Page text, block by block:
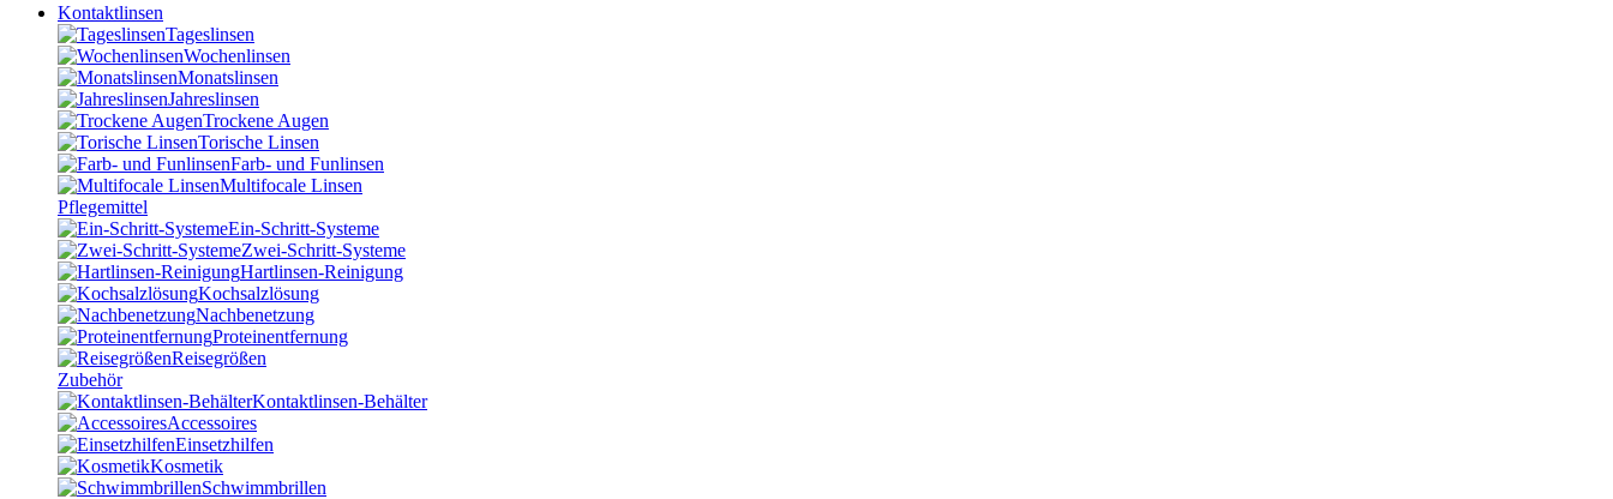
Kontaktlinsen
Tageslinsen
Wochenlinsen
Monatslinsen
Jahreslinsen
Trockene Augen
Torische Linsen
Farb- und Funlinsen
Multifocale Linsen
Pflegemittel
Ein-Schritt-Systeme
Zwei-Schritt-Systeme
Hartlinsen-Reinigung
Kochsalzlösung
Nachbenetzung
Proteinentfernung
Reisegrößen
Zubehör
Kontaktlinsen-Behälter
Accessoires
Einsetzhilfen
Kosmetik
Schwimmbrillen